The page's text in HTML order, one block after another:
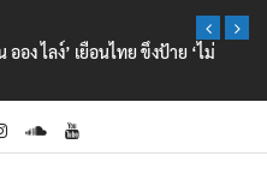
อง ไลง์’ เยือนไทย ขึงป้าย ‘ไม่